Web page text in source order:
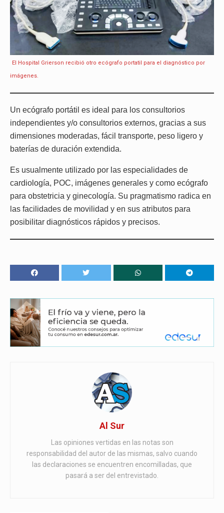
El Hospital Grierson recibió otro ecógrafo portatil para el diagnóstico por
imágenes.
Un ecógrafo portátil es ideal para los consultorios
independientes y/o consultorios externos, gracias a sus
dimensiones moderadas, fácil transporte, peso ligero y
baterías de duración extendida.
Es usualmente utilizado por las especialidades de
cardiología, POC, imágenes generales y como ecógrafo
para obstetricia y ginecología. Su pragmatismo radica en
las facilidades de movilidad y en sus atributos para
posibilitar diagnósticos rápidos y precisos.
Al Sur
Las opiniones vertidas en las notas son
responsabilidad del autor de las mismas, salvo cuando
las declaraciones se encuentren encomilladas, que
pasará a ser del entrevistado.